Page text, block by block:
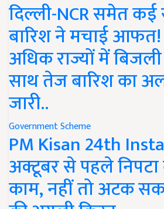
दिल्ली-NCR समेत कई
बारिश ने मचाई
अधिक राज्यों में
साथ तेज बारिश का
जारी..
Government Scheme
PM Kisan 24th
अक्टूबर से पहले
काम, नहीं तो अटक